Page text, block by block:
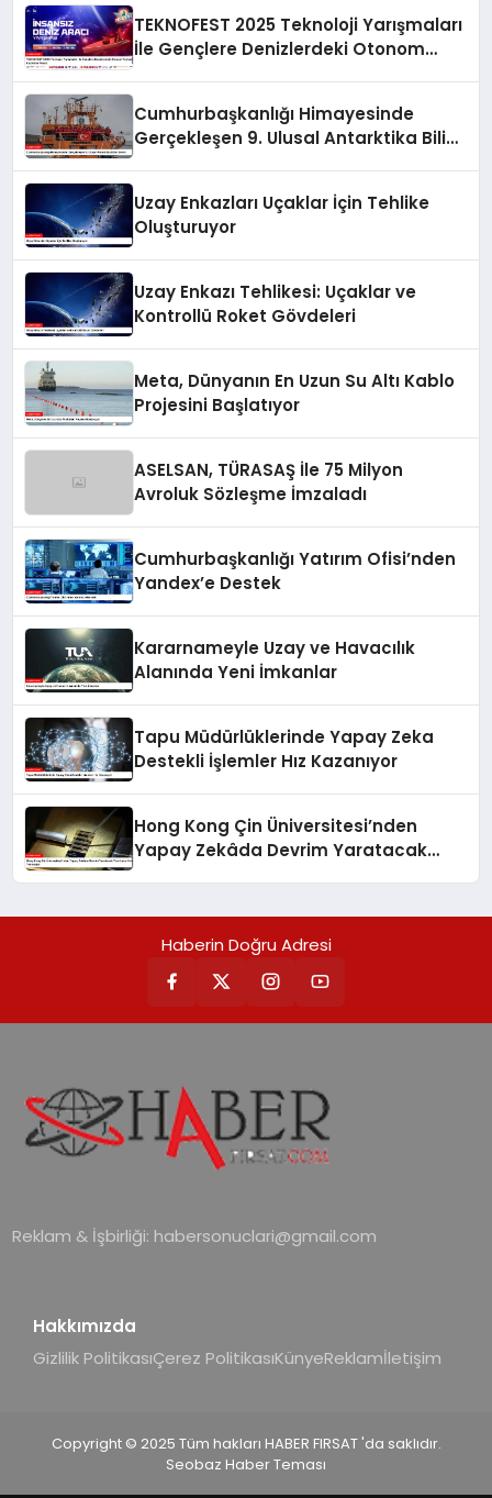
TEKNOFEST 2025 Teknoloji Yarışmaları
İle Gençlere Denizlerdeki Otonom
Cumhurbaşkanlığı Himayesinde
Gerçekleşen 9. Ulusal Antarktika Bilim
Uzay Enkazları Uçaklar İçin Tehlike
Oluşturuyor
Uzay Enkazı Tehlikesi: Uçaklar ve
Kontrollü Roket Gövdeleri
Meta, Dünyanın En Uzun Su Altı Kablo
Projesini Başlatıyor
ASELSAN, TÜRASAŞ İle 75 Milyon
Avroluk Sözleşme İmzaladı
Cumhurbaşkanlığı Yatırım Ofisi’nden
Yandex’e Destek
Kararnameyle Uzay ve Havacılık
Alanında Yeni İmkanlar
Tapu Müdürlüklerinde Yapay Zeka
Destekli İşlemler Hız Kazanıyor
Hong Kong Çin Üniversitesi’nden
Yapay Zekâda Devrim Yaratacak
Haberin Doğru Adresi
Reklam & İşbirliği: habersonuclari@gmail.com
Hakkımızda
Gizlilik PolitikasıÇerez PolitikasıKünyeReklamİletişim
Copyright © 2025 Tüm hakları HABER FIRSAT 'da saklıdır.
Seobaz Haber Teması